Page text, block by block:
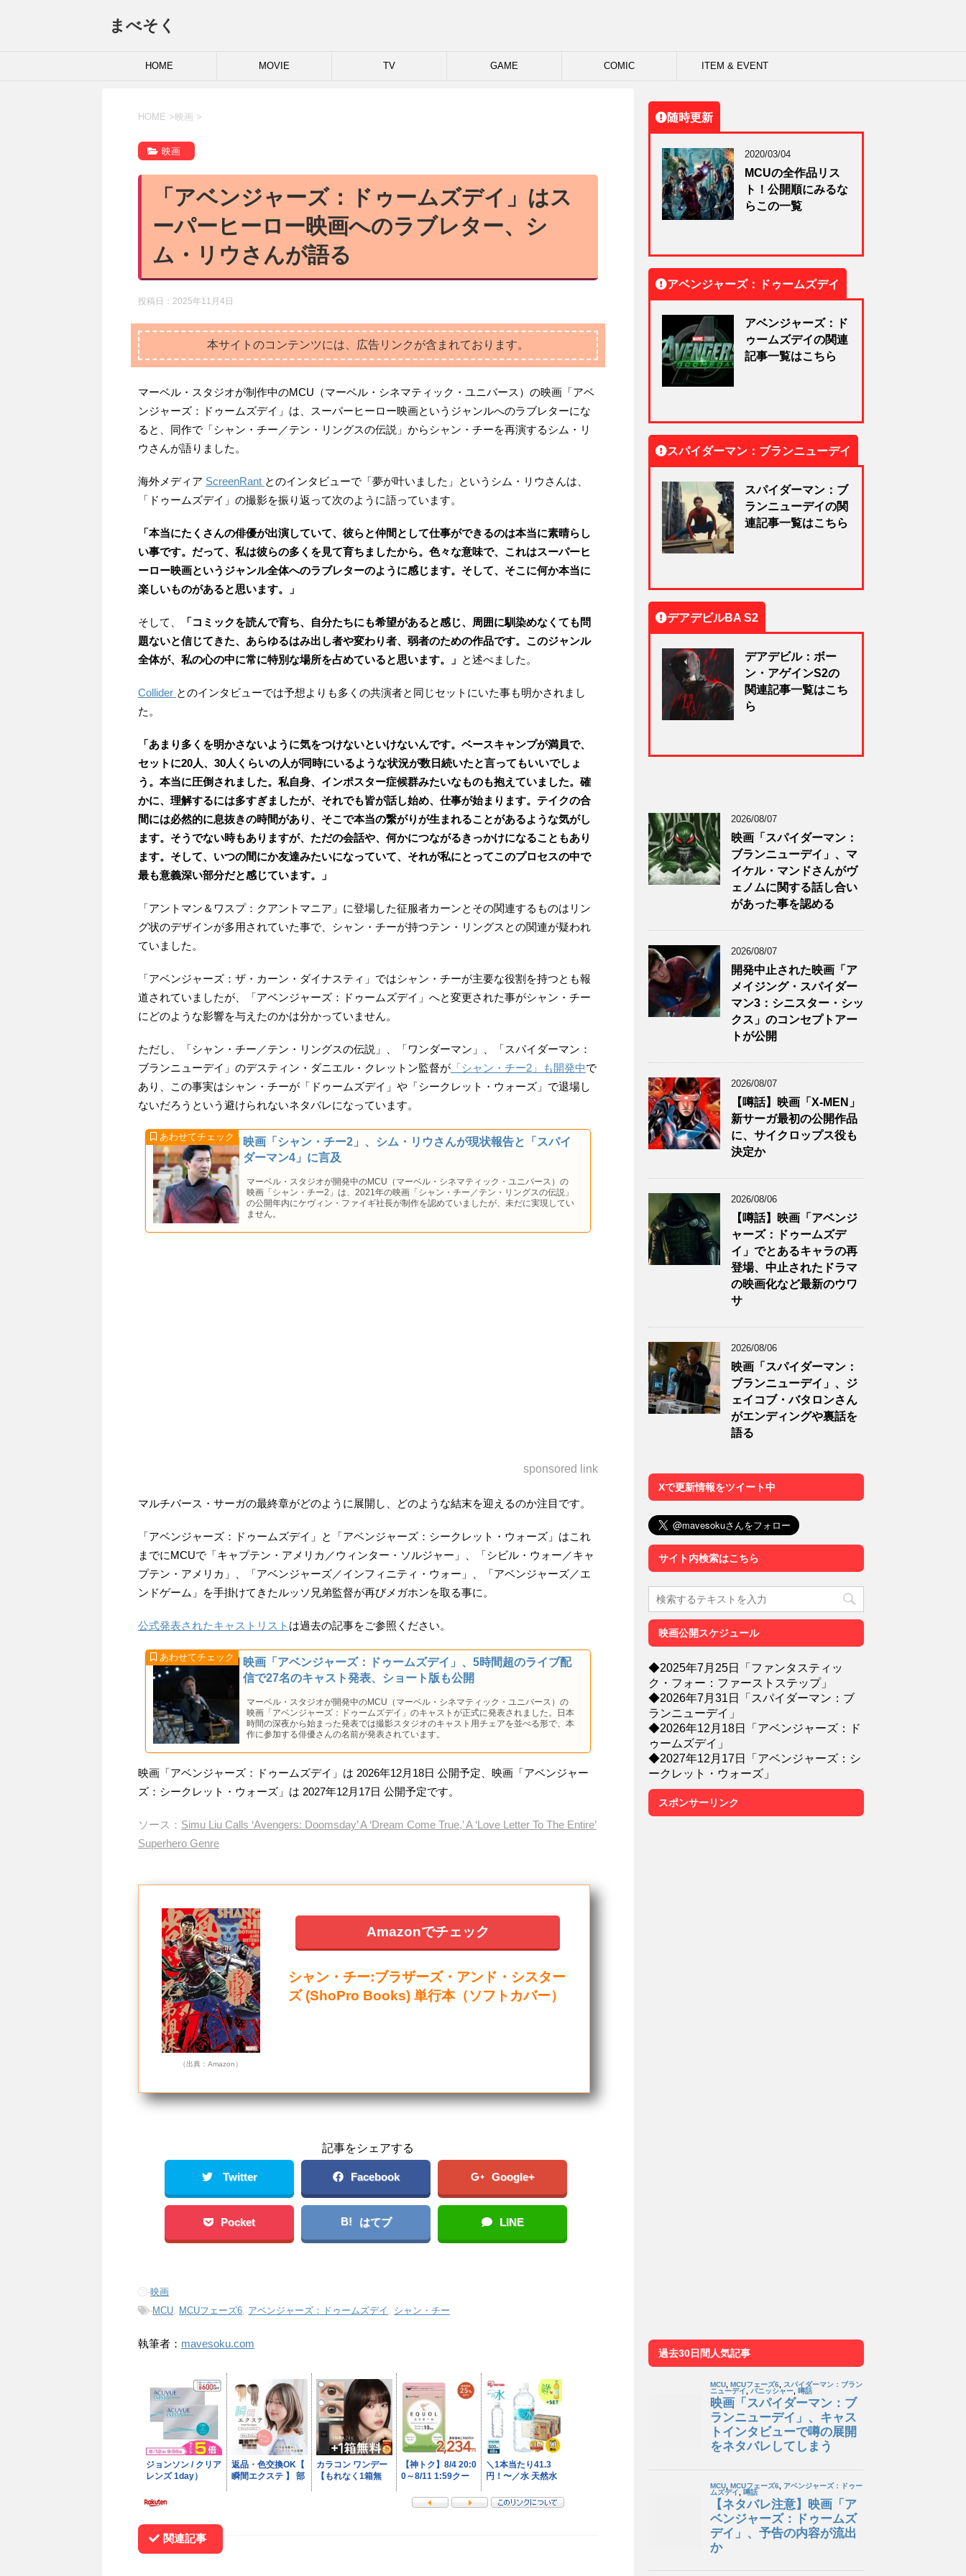
まべそく
HOME MOVIE TV GAME COMIC ITEM & EVENT
HOME > 映画 >
映画
「アベンジャーズ：ドゥームズデイ」はス
ーパーヒーロー映画へのラブレター、シ
ム・リウさんが語る
投稿日： 2025年11月4日
本サイトのコンテンツには、広告リンクが含まれております。
マーベル・スタジオが制作中のMCU（マーベル・シネマティック・ユニバース）の映画「アベ
ンジャーズ：ドゥームズデイ」は、スーパーヒーロー映画というジャンルへのラブレターにな
ると、同作で「シャン・チー／テン・リングスの伝説」からシャン・チーを再演するシム・リ
ウさんが語りました。
海外メディア ScreenRant とのインタビューで「夢が叶いました」というシム・リウさんは、
「ドゥームズデイ」の撮影を振り返って次のように語っています。
「本当にたくさんの俳優が出演していて、彼らと仲間として仕事ができるのは本当に素晴らし
い事です。だって、私は彼らの多くを見て育ちましたから。色々な意味で、これはスーパーヒ
ーロー映画というジャンル全体へのラブレターのように感じます。そして、そこに何か本当に
楽しいものがあると思います。」
そして、
「コミックを読んで育ち、自分たちにも希望があると感じ、周囲に馴染めなくても問
題ないと信じてきた、あらゆるはみ出し者や変わり者、弱者のための作品です。このジャンル
全体が、私の心の中に常に特別な場所を占めていると思います。」
と述べました。
Collider とのインタビューでは予想よりも多くの共演者と同じセットにいた事も明かされまし
た。
「あまり多くを明かさないように気をつけないといけないんです。ベースキャンプが満員で、
セットに20人、30人くらいの人が同時にいるような状況が数日続いたと言ってもいいでしょ
う。本当に圧倒されました。私自身、インポスター症候群みたいなものも抱えていました。確
かに、理解するには多すぎましたが、それでも皆が話し始め、仕事が始まります。テイクの合
間には必然的に息抜きの時間があり、そこで本当の繋がりが生まれることがあるような気がし
ます。そうでない時もありますが、ただの会話や、何かにつながるきっかけになることもあり
ます。そして、いつの間にか友達みたいになっていて、それが私にとってこのプロセスの中で
最も意義深い部分だと感じています。」
「アントマン＆ワスプ：クアントマニア」に登場した征服者カーンとその関連するものはリン
グ状のデザインが多用されていた事で、シャン・チーが持つテン・リングスとの関連が疑われ
ていました。
「アベンジャーズ：ザ・カーン・ダイナスティ」ではシャン・チーが主要な役割を持つとも報
道されていましたが、「アベンジャーズ：ドゥームズデイ」へと変更された事がシャン・チー
にどのような影響を与えたのかは分かっていません。
ただし、「シャン・チー／テン・リングスの伝説」、「ワンダーマン」、「スパイダーマン：
ブランニューデイ」のデスティン・ダニエル・クレットン監督が 「シャン・チー2」も開発中 で
あり、この事実はシャン・チーが「ドゥームズデイ」や「シークレット・ウォーズ」で退場し
ないだろうという避けられないネタバレになっています。
映画「シャン・チー2」、シム・リウさんが現状報告と「スパイ
ダーマン4」に言及
マーベル・スタジオが開発中のMCU（マーベル・シネマティック・ユニバース）の
映画「シャン・チー2」は、2021年の映画「シャン・チー／テン・リングスの伝説」
の公開年内にケヴィン・ファイギ社長が制作を認めていましたが、未だに実現してい
ません。
sponsored link
マルチバース・サーガの最終章がどのように展開し、どのような結末を迎えるのか注目です。
「アベンジャーズ：ドゥームズデイ」と「アベンジャーズ：シークレット・ウォーズ」はこれ
までにMCUで「キャプテン・アメリカ／ウィンター・ソルジャー」、「シビル・ウォー／キャ
プテン・アメリカ」、「アベンジャーズ／インフィニティ・ウォー」、「アベンジャーズ／エ
ンドゲーム」を手掛けてきたルッソ兄弟監督が再びメガホンを取る事に。
公式発表されたキャストリスト は過去の記事をご参照ください。
映画「アベンジャーズ：ドゥームズデイ」、5時間超のライブ配
信で27名のキャスト発表、ショート版も公開
マーベル・スタジオが開発中のMCU（マーベル・シネマティック・ユニバース）の
映画「アベンジャーズ：ドゥームズデイ」のキャストが正式に発表されました。日本
時間の深夜から始まった発表では撮影スタジオのキャスト用チェアを並べる形で、本
作に参加する俳優さんの名前が発表されています。
映画「アベンジャーズ：ドゥームズデイ」は 2026年12月18日 公開予定、映画「アベンジャー
ズ：シークレット・ウォーズ」は 2027年12月17日 公開予定です。
ソース： Simu Liu Calls ‘Avengers: Doomsday’ A ‘Dream Come True,’ A ‘Love Letter To The Entire’
Superhero Genre
（出典：Amazon）
Amazonでチェック
シャン・チー:ブラザーズ・アンド・シスター
ズ (ShoPro Books) 単行本（ソフトカバー）
記事をシェアする
Twitter Facebook Google+
Pocket B! はてブ LINE
-映画
-MCU MCUフェーズ6 アベンジャーズ：ドゥームズデイ シャン・チー
執筆者： mavesoku.com
関連記事
随時更新
2020/03/04
MCUの全作品リス
ト！公開順にみるな
らこの一覧
アベンジャーズ：ドゥームズデイ
アベンジャーズ：ド
ゥームズデイの関連
記事一覧はこちら
スパイダーマン：ブランニューデイ
スパイダーマン：ブ
ランニューデイの関
連記事一覧はこちら
デアデビルBA S2
デアデビル：ボー
ン・アゲインS2の
関連記事一覧はこち
ら
2026/08/07
映画「スパイダーマン：
ブランニューデイ」、マ
イケル・マンドさんがヴ
ェノムに関する話し合い
があった事を認める
2026/08/07
開発中止された映画「ア
メイジング・スパイダー
マン3：シニスター・シッ
クス」のコンセプトアー
トが公開
2026/08/07
【噂話】映画「X-MEN」
新サーガ最初の公開作品
に、サイクロップス役も
決定か
2026/08/06
【噂話】映画「アベンジ
ャーズ：ドゥームズデ
イ」でとあるキャラの再
登場、中止されたドラマ
の映画化など最新のウワ
サ
2026/08/06
映画「スパイダーマン：
ブランニューデイ」、ジ
ェイコブ・バタロンさん
がエンディングや裏話を
語る
Xで更新情報をツイート中
サイト内検索はこちら
映画公開スケジュール
◆2025年7月25日「ファンタスティッ
ク・フォー：ファーストステップ」
◆2026年7月31日「スパイダーマン：ブ
ランニューデイ」
◆2026年12月18日「アベンジャーズ：ド
ゥームズデイ」
◆2027年12月17日「アベンジャーズ：シ
ークレット・ウォーズ」
スポンサーリンク
過去30日間人気記事